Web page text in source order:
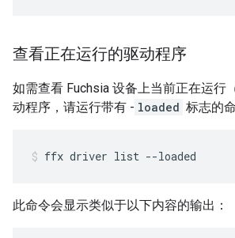
查看正在运行的驱动程序
如需查看 Fuchsia 设备上当前正在运行
动程序，请运行带有 - loaded 标志的
ffx driver list --loaded
此命令会显示类似于以下内容的输出：